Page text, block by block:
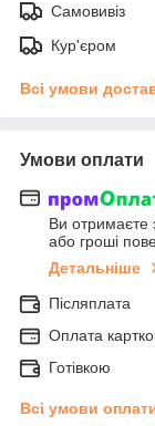
Самовивіз
Кур'єром
Всі умови
Умови оплати
Ви отримаєте
або гроші
Детальніше
Післяплата
Оплата
Готівкою
Всі умови